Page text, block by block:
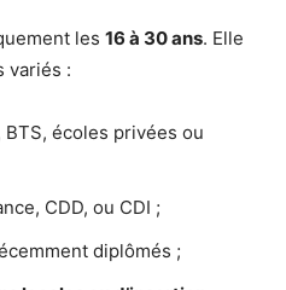
les 16 à 30 ans. Elle
variés :
écoles privées ou
CDD, ou CDI ;
diplômés ;